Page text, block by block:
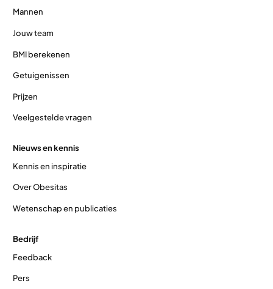
Mannen
Jouw team
BMI berekenen
Getuigenissen
Prijzen
Veelgestelde vragen
Nieuws en kennis
Kennis en inspiratie
Over Obesitas
Wetenschap en publicaties
Bedrijf
Feedback
Pers